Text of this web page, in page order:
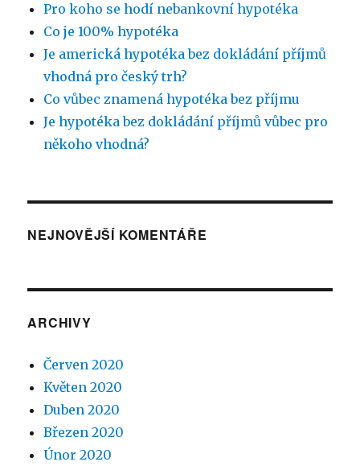
Pro koho se hodí nebankovní hypotéka
Co je 100% hypotéka
Je americká hypotéka bez dokládání příjmů
vhodná pro český trh?
Co vůbec znamená hypotéka bez příjmu
Je hypotéka bez dokládání příjmů vůbec pro
někoho vhodná?
NEJNOVĚJŠÍ KOMENTÁŘE
ARCHIVY
Červen 2020
Květen 2020
Duben 2020
Březen 2020
Únor 2020